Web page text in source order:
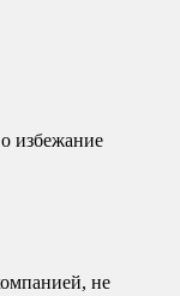
избежание
не